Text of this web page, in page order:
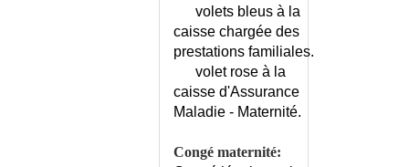
CHOLESTASE GRAVIDIQUE
CHONDRODYSTROPHIES
volets bleus à la
caisse chargée des
prestations familiales.
volet rose à la
caisse d'Assurance
Maladie - Maternité.
Congé maternité: